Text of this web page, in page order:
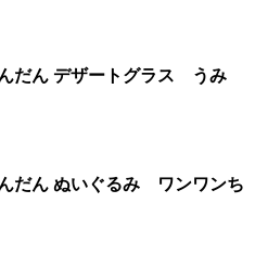
ノラネコぐんだん デザートグラス うみ
だん ぬいぐるみ ワンワンち